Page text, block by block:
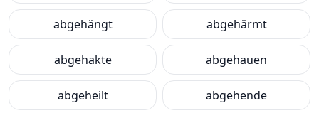
abgehängt abgehärmt
abgehakte abgehauen
abgeheilt abgehende